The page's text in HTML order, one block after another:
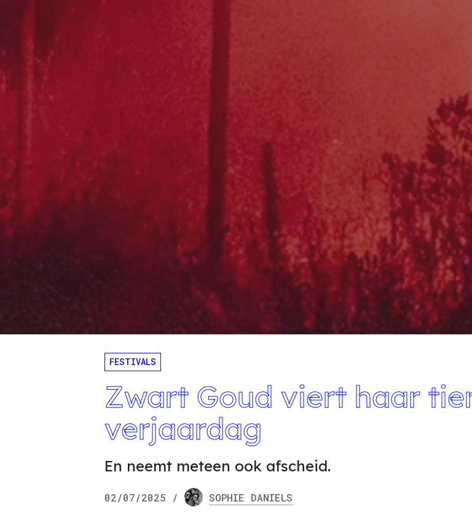
FESTIVALS
Zwart Goud viert haar
verjaardag
En neemt meteen ook afscheid.
02/07/2025 / SOPHIE DANIELS